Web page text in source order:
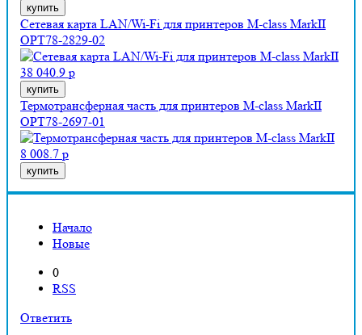
купить
Сетевая карта LAN/Wi-Fi для принтеров M-class MarkII
OPT78-2829-02
38 040.9 р
купить
Термотрансферная часть для принтеров M-class MarkII
OPT78-2697-01
8 008.7 р
купить
Начало
Новые
0
RSS
Ответить